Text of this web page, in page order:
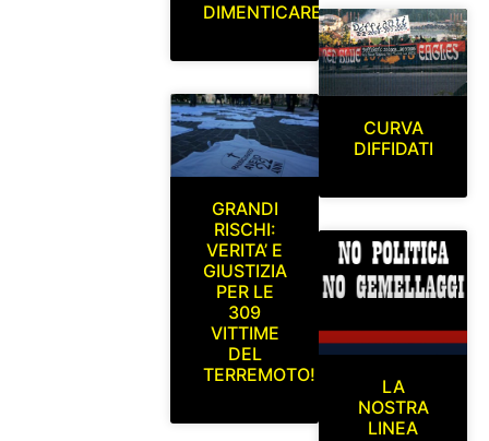
DIMENTICARE
GRANDI
RISCHI:
VERITA’ E
GIUSTIZIA
PER LE
309
VITTIME
DEL
TERREMOTO!
CURVA
DIFFIDATI
LA
NOSTRA
LINEA